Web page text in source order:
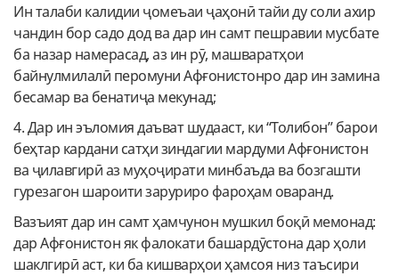
Ин талаби калидии ҷомеъаи ҷаҳонӣ тайи ду соли ахир
чандин бор садо дод ва дар ин самт пешравии мусбате
ба назар намерасад, аз ин рӯ, машваратҳои
байнулмилалӣ перомуни Афғонистонро дар ин замина
бесамар ва бенатиҷа мекунад;
4. Дар ин эъломия даъват шудааст, ки “Толибон” барои
беҳтар кардани сатҳи зиндагии мардуми Афғонистон
ва ҷилавгирӣ аз муҳоҷирати минбаъда ва бозгашти
гурезагон шароити заруриро фароҳам оваранд.
Вазъият дар ин самт ҳамчунон мушкил боқӣ мемонад:
дар Афғонистон як фалокати башардӯстона дар ҳоли
шаклгирӣ аст, ки ба кишварҳои ҳамсоя низ таъсири